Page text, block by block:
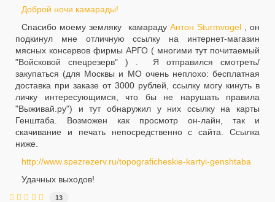
Доброй ночи камарады!
Спасибо моему земляку
камараду Антон Sturmvogel
, он
подкинул мне отличную ссылку на интернет-магазин
мясных консервов фирмы АРГО ( многими тут почитаемый
"Войсковой спецрезерв" ) . Я отправился смотреть/
закупаться (для Москвы и МО очень неплохо: бесплатная
доставка при заказе от 3000 рублей, ссылку могу кинуть в
личку интересующимся, что бы не нарушать правила
"Выживай.ру") и тут обнаружил у них ссылку на карты
Генштаба. Возможен как просмотр он-лайн, так и
скачивание и печать непосредственно с сайта. Ссылка
ниже.
http://www.spezrezerv.ru/topograficheskie-kartyi-genshtaba
Удачных выходов!
13